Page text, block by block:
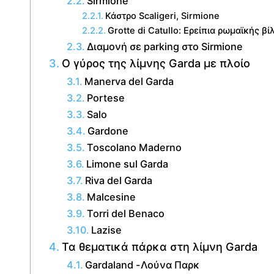
Κάστρο Scaligeri, Sirmione
Grotte di Catullo: Ερείπια ρωμαϊκής
Διαμονή σε parking στο Sirmione
Ο γύρος της λίμνης Garda με πλοίο
Manerva del Garda
Portese
Salo
Gardone
Toscolano Maderno
Limone sul Garda
Riva del Garda
Malcesine
Torri del Benaco
Lazise
Τα θεματικά πάρκα στη λίμνη Garda
Gardaland -Λούνα Παρκ